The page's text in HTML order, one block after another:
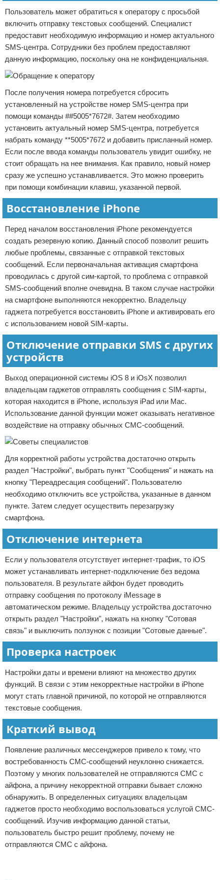
Пользователь может обратиться к оператору с просьбой
включить отправку текстовых сообщений. Специалист
предоставит необходимую информацию и номер актуального
SMS-центра. Сотрудники без проблем предоставляют
данную информацию, поскольку она не конфиденциальная.
После получения номера потребуется сбросить
установленный на устройстве номер SMS-центра при
помощи команды ##5005*7672#. Затем необходимо
установить актуальный номер SMS-центра, потребуется
набрать команду **5005*7672 и добавить присланный номер.
Если после ввода команды пользователь увидит ошибку, не
стоит обращать на нее внимания. Как правило, новый номер
сразу же успешно устанавливается. Это можно проверить
при помощи комбинации клавиш, указанной первой.
Восстановление iPhone
Перед началом восстановления iPhone рекомендуется
создать резервную копию. Данный способ позволит решить
любые проблемы, связанные с отправкой текстовых
сообщений. Если первоначальная активация смартфона
проводилась с другой сим-картой, то проблема с отправкой
SMS-сообщений вполне очевидна. В таком случае настройки
на смартфоне выполняются некорректно. Владельцу
гаджета потребуется восстановить iPhone и активировать его
с использованием новой SIM-карты.
Отключение отправки SMS с других
устройств
Выход операционной системы iOS 8 и iOsX позволил
владельцам гаджетов отправлять сообщения с SIM-карты,
которая находится в iPhone, используя iPad или Mac.
Использование данной функции может оказывать негативное
воздействие на отправку обычных СМС-сообщений.
Для корректной работы устройства достаточно открыть
раздел "Настройки", выбрать пункт "Сообщения" и нажать на
кнопку "Переадресация сообщений". Пользователю
необходимо отключить все устройства, указанные в данном
пункте. Затем следует осуществить перезагрузку
смартфона.
Отключение интернета
Если у пользователя отсутствует интернет-трафик, то iOS
может устанавливать интернет-подключение без ведома
пользователя. В результате айфон будет проводить
отправку сообщения по протоколу iMessage в
автоматическом режиме. Владельцу устройства достаточно
открыть раздел "Настройки", нажать на кнопку "Сотовая
связь" и выключить ползунок с позиции "Сотовые данные".
Проверка настроек
Настройки даты и времени влияют на множество других
функций. В связи с этим некорректные настройки в iPhone
могут стать главной причиной, по которой не отправляются
текстовые сообщения.
Краткий вывод
Появление различных мессенджеров привело к тому, что
востребованность СМС-сообщений неуклонно снижается.
Поэтому у многих пользователей не отправляются СМС с
айфона, а причину некорректной отправки бывает сложно
обнаружить. В определенных ситуациях владельцам
гаджетов просто необходимо воспользоваться услугой СМС-
сообщений. Изучив информацию данной статьи,
пользователь быстро решит проблему, почему не
отправляются СМС с айфона.